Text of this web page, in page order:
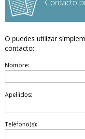
Contacto
O puedes utilizar
contacto:
Nombre:
Apellidos:
Teléfono(s):